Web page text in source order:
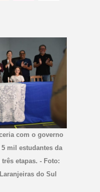
com o governo
mil estudantes da
etapas. - Foto:
do Sul